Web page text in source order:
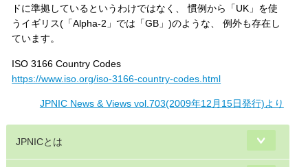
ドに準拠しているというわけではなく、 慣例から「UK」を使
うイギリス(「Alpha-2」では「GB」)のような、 例外も存在し
ています。
ISO 3166 Country Codes
https://www.iso.org/iso-3166-country-codes.html
JPNIC News & Views vol.703(2009年12月15日発行)より
JPNICとは